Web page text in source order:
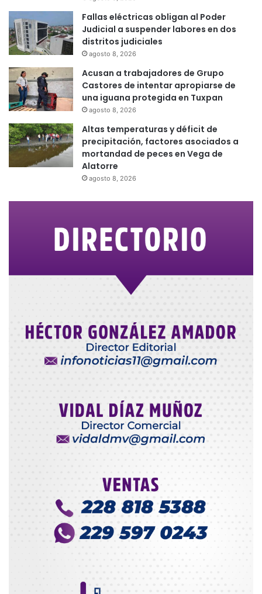
Fallas eléctricas obligan al Poder
Judicial a suspender labores en dos
distritos judiciales
agosto 8, 2026
Acusan a trabajadores de Grupo
Castores de intentar apropiarse de
una iguana protegida en Tuxpan
agosto 8, 2026
Altas temperaturas y déficit de
precipitación, factores asociados a
mortandad de peces en Vega de
Alatorre
agosto 8, 2026